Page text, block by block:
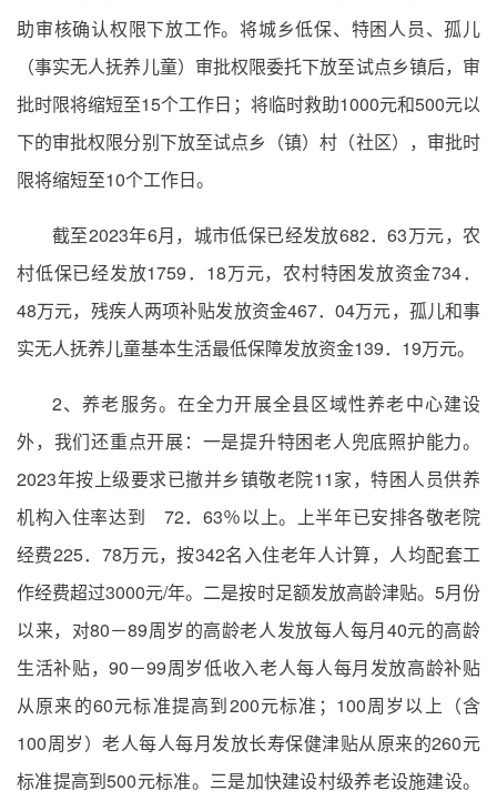
助审核确认权限下放工作。将城乡低保、特困人员、孤儿
（事实无人抚养儿童）审批权限委托下放至试点乡镇后，审
批时限将缩短至15个工作日；将临时救助1000元和500元以
下的审批权限分别下放至试点乡（镇）村（社区），审批时
限将缩短至10个工作日。
截至2023年6月，城市低保已经发放682．63万元，农
村低保已经发放1759．18万元，农村特困发放资金734．
48万元，残疾人两项补贴发放资金467．04万元，孤儿和事
实无人抚养儿童基本生活最低保障发放资金139．19万元。
2、养老服务。在全力开展全县区域性养老中心建设
外，我们还重点开展：一是提升特困老人兜底照护能力。
2023年按上级要求已撤并乡镇敬老院11家，特困人员供养
机构入住率达到 72．63％以上。上半年已安排各敬老院
经费225．78万元，按342名入住老年人计算，人均配套工
作经费超过3000元/年。二是按时足额发放高龄津贴。5月份
以来，对80－89周岁的高龄老人发放每人每月40元的高龄
生活补贴，90－99周岁低收入老人每人每月发放高龄补贴
从原来的60元标准提高到200元标准；100周岁以上（含
100周岁）老人每人每月发放长寿保健津贴从原来的260元
标准提高到500元标准。三是加快建设村级养老设施建设。